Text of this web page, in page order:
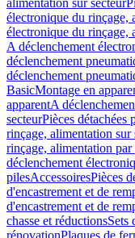
alimentation sur secteur
électronique du rinçage,
électronique du rinçage,
A déclenchement
déclenchement
déclenchement
BasicMontage en
apparentA
secteurPièces détachées
rinçage, alimentation sur
rinçage, alimentation par
déclenchement
pilesAccessoiresPièces
d'encastrement et de
d'encastrement et de
chasse et réductionsSets
rénovationPlaques de